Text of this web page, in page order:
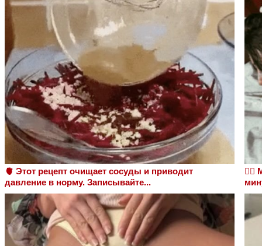
🫀 Этот рецепт очищает сосуды и приводит
давление в норму. Записывайте...
❤️‍🔥